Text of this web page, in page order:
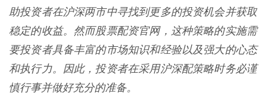
助投资者在沪深两市中寻找到更多的投资机会并获取
稳定的收益。然而股票配资官网，这种策略的实施需
要投资者具备丰富的市场知识和经验以及强大的心态
和执行力。因此，投资者在采用沪深配策略时务必谨
慎行事并做好充分的准备。